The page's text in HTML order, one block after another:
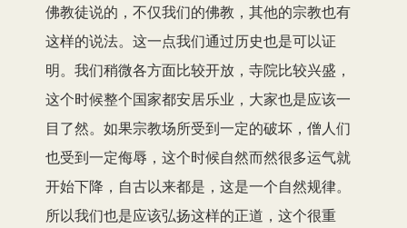
佛教徒说的，不仅我们的佛教，其他的宗教也有
这样的说法。这一点我们通过历史也是可以证
明。我们稍微各方面比较开放，寺院比较兴盛，
这个时候整个国家都安居乐业，大家也是应该一
目了然。如果宗教场所受到一定的破坏，僧人们
也受到一定侮辱，这个时候自然而然很多运气就
开始下降，自古以来都是，这是一个自然规律。
所以我们也是应该弘扬这样的正道，这个很重